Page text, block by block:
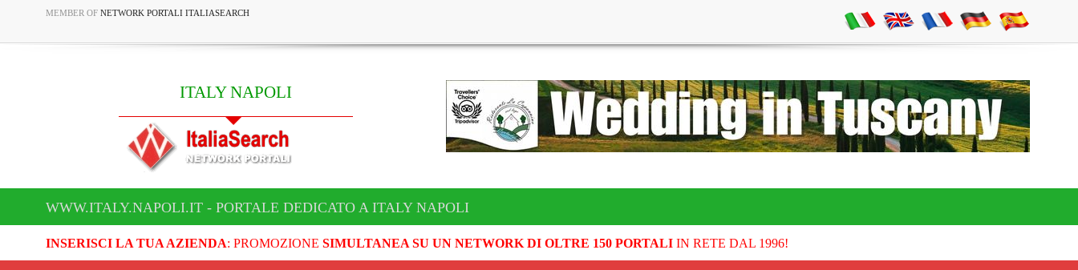
MEMBER OF NETWORK PORTALI ITALIASEARCH
ITALY NAPOLI
WWW.ITALY.NAPOLI.IT - PORTALE DEDICATO A ITALY NAPOLI
INSERISCI LA TUA AZIENDA: PROMOZIONE SIMULTANEA SU UN NETWORK DI OLTRE 150 PORTALIIN RETE DAL 1996!